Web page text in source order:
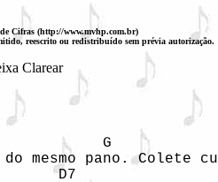
Cifras (http://www.mvhp.com.br)
reescrito ou redistribuído sem prévia autorização.
Clarear
mesmo pano. Colete